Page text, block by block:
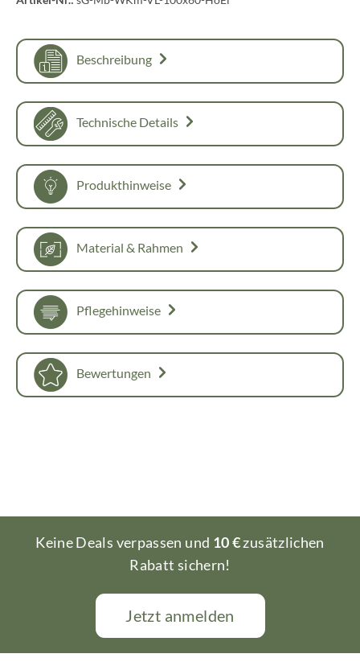
Beschreibung
Technische Details
Produkthinweise
Material & Rahmen
Pflegehinweise
Bewertungen
Keine Deals verpassen und 10 €zusätzlichen
Rabatt sichern!
Jetzt anmelden